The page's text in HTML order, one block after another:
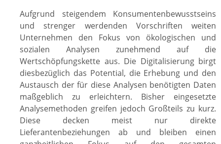
Aufgrund steigendem Konsumentenbewusstseins
und strenger werdenden Vorschriften weiten
Unternehmen den Fokus von ökologischen und
sozialen Analysen zunehmend auf die
Wertschöpfungskette aus. Die Digitalisierung birgt
diesbezüglich das Potential, die Erhebung und den
Austausch der für diese Analysen benötigten Daten
maßgeblich zu erleichtern. Bisher eingesetzte
Analysemethoden greifen jedoch Großteils zu kurz.
Diese decken meist nur direkte
Lieferantenbeziehungen ab und bleiben einen